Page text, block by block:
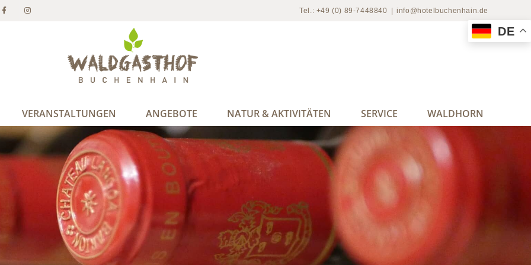
Tel.: +49 (0) 89-7448840 info@hotelbuchenhain.de
VERANSTALTUNGEN ANGEBOTE NATUR & AKTIVITÄTEN SERVICE WALDHORN
DE